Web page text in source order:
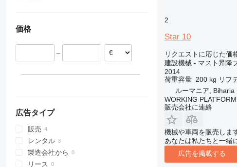
315
318
320
321
322
456
8018
8026
8030
8035
4394
Pecolift
Toucan
XZ
価格
–
広告タイプ
販売
レンタル
製造会社から
リース
2
Star 10
リクエストに応じた価
建設機械 - マスト昇降
2014
荷重容量 200 kg リフ
ルーマニア, Biharia
WORKING PLATFORM
販売会社に連絡
機械や車両を販売しま
あなたは私たちと一緒
広告を掲載する